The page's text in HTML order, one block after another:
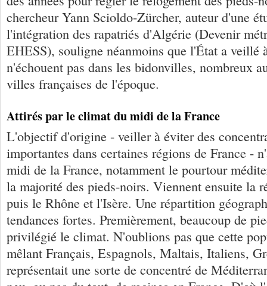
chercheur Yann Scioldo-Zürcher, auteur d'une
l'intégration des rapatriés d'Algérie (Devenir
EHESS), souligne néanmoins que l'État a veillé
n'échouent pas dans les bidonvilles, nombreux
villes françaises de l'époque.
Attirés par le climat du midi de la France
L'objectif d'origine - veiller à éviter des
importantes dans certaines régions de France -
midi de la France, notamment le pourtour
la majorité des pieds-noirs. Viennent ensuite la
puis le Rhône et l'Isère. Une répartition
tendances fortes. Premièrement, beaucoup de
privilégié le climat. N'oublions pas que cette
mêlant Français, Espagnols, Maltais, Italiens,
représentait une sorte de concentré de